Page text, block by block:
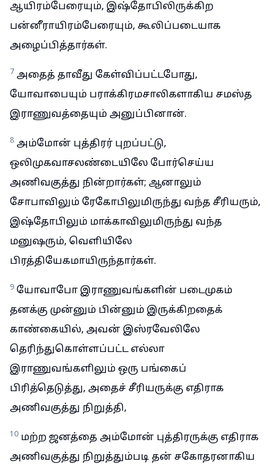
ஆயிரம்பேரையும், இஷ்தோபிலிருக்கிற
பன்னீராயிரம்பேரையும், கூலிப்படையாக
அழைப்பித்தார்கள்.
7 அதைத் தாவீது கேள்விப்பட்டபோது,
யோவாபையும் பராக்கிரமசாலிகளாகிய சமஸ்த
இராணுவத்தையும் அனுப்பினான்.
8 அம்மோன் புத்திரர் புறப்பட்டு,
ஒலிமுகவாசலண்டையிலே போர்செய்ய
அணிவகுத்து நின்றார்கள்; ஆனாலும்
சோபாவிலும் ரேகோபிலுமிருந்து வந்த சீரியரும்,
இஷ்தோபிலும் மாக்காவிலுமிருந்து வந்த
மனுஷரும், வெளியிலே
பிரத்தியேகமாயிருந்தார்கள்.
9 யோவாபோ இராணுவங்களின் படைமுகம்
தனக்கு முன்னும் பின்னும் இருக்கிறதைக்
காண்கையில், அவன் இஸ்ரவேலிலே
தெரிந்துகொள்ளப்பட்ட எல்லா
இராணுவங்களிலும் ஒரு பங்கைப்
பிரித்தெடுத்து, அதைச் சீரியருக்கு எதிராக
அணிவகுத்து நிறுத்தி,
10 மற்ற ஜனத்தை அம்மோன் புத்திரருக்கு எதிராக
அணிவகுத்து நிறுத்தும்படி தன் சகோதரனாகிய